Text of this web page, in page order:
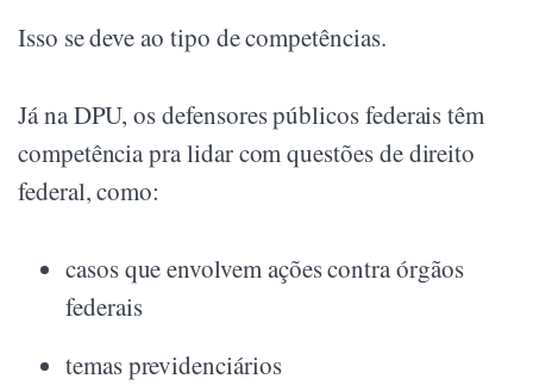
Isso se deve ao tipo de competências.
Já na DPU, os defensores públicos federais têm
competência pra lidar com questões de direito
federal, como:
casos que envolvem ações contra órgãos
federais
temas previdenciários